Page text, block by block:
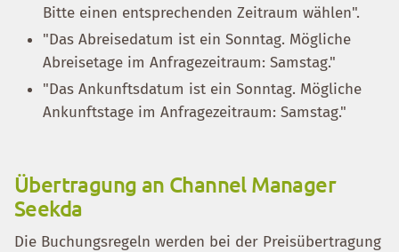
Bitte einen entsprechenden Zeitraum wählen".
"Das Abreisedatum ist ein Sonntag. Mögliche
Abreisetage im Anfragezeitraum: Samstag."
"Das Ankunftsdatum ist ein Sonntag. Mögliche
Ankunftstage im Anfragezeitraum: Samstag."
Übertragung an Channel Manager
Seekda
Die Buchungsregeln werden bei der Preisübertragung